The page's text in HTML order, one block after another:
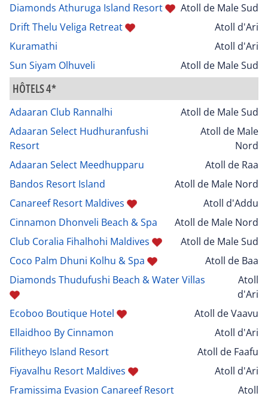
Diamonds Athuruga Island Resort
Atoll de Male Sud
Drift Thelu Veliga Retreat
Atoll d'Ari
Kuramathi
Atoll d'Ari
Sun Siyam Olhuveli
Atoll de Male Sud
HÔTELS 4*
Adaaran Club Rannalhi
Atoll de Male Sud
Adaaran Select Hudhuranfushi
Resort
Atoll de Male
Nord
Adaaran Select Meedhupparu
Atoll de Raa
Bandos Resort Island
Atoll de Male Nord
Canareef Resort Maldives
Atoll d'Addu
Cinnamon Dhonveli Beach & Spa
Atoll de Male Nord
Club Coralia Fihalhohi Maldives
Atoll de Male Sud
Coco Palm Dhuni Kolhu & Spa
Atoll de Baa
Diamonds Thudufushi Beach & Water Villas
Atoll
d'Ari
Ecoboo Boutique Hotel
Atoll de Vaavu
Ellaidhoo By Cinnamon
Atoll d'Ari
Filitheyo Island Resort
Atoll de Faafu
Fiyavalhu Resort Maldives
Atoll d'Ari
Framissima Evasion Canareef Resort
Atoll